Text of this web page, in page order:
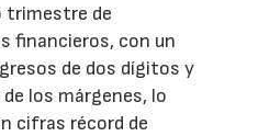
trimestre de
financieros, con un
de dos dígitos y
los márgenes, lo
cifras récord de